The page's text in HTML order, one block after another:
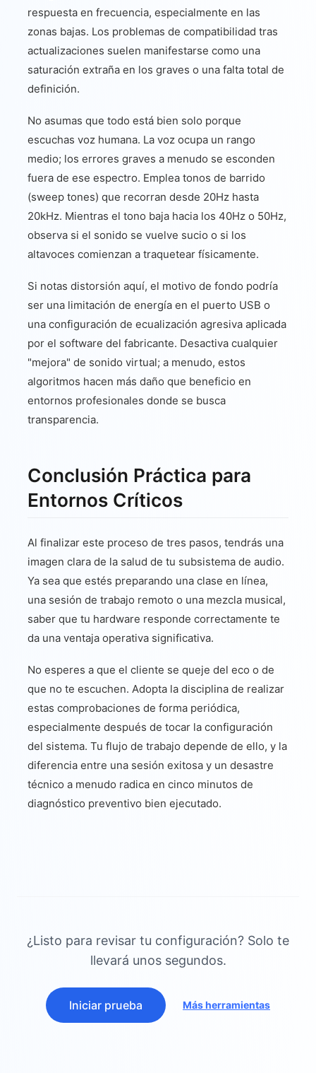
respuesta en frecuencia, especialmente en las
zonas bajas. Los problemas de compatibilidad tras
actualizaciones suelen manifestarse como una
saturación extraña en los graves o una falta total de
definición.
No asumas que todo está bien solo porque
escuchas voz humana. La voz ocupa un rango
medio; los errores graves a menudo se esconden
fuera de ese espectro. Emplea tonos de barrido
(sweep tones) que recorran desde 20Hz hasta
20kHz. Mientras el tono baja hacia los 40Hz o 50Hz,
observa si el sonido se vuelve sucio o si los
altavoces comienzan a traquetear físicamente.
Si notas distorsión aquí, el motivo de fondo podría
ser una limitación de energía en el puerto USB o
una configuración de ecualización agresiva aplicada
por el software del fabricante. Desactiva cualquier
"mejora" de sonido virtual; a menudo, estos
algoritmos hacen más daño que beneficio en
entornos profesionales donde se busca
transparencia.
Conclusión Práctica para
Entornos Críticos
Al finalizar este proceso de tres pasos, tendrás una
imagen clara de la salud de tu subsistema de audio.
Ya sea que estés preparando una clase en línea,
una sesión de trabajo remoto o una mezcla musical,
saber que tu hardware responde correctamente te
da una ventaja operativa significativa.
No esperes a que el cliente se queje del eco o de
que no te escuchen. Adopta la disciplina de realizar
estas comprobaciones de forma periódica,
especialmente después de tocar la configuración
del sistema. Tu flujo de trabajo depende de ello, y la
diferencia entre una sesión exitosa y un desastre
técnico a menudo radica en cinco minutos de
diagnóstico preventivo bien ejecutado.
¿Listo para revisar tu configuración? Solo te
llevará unos segundos.
Iniciar prueba Más herramientas